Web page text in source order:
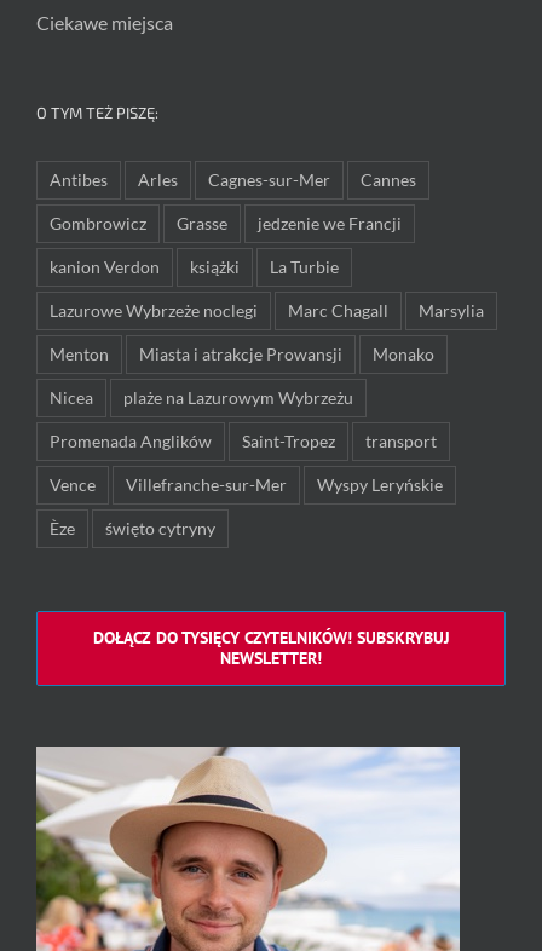
Ciekawe miejsca
O TYM TEŻ PISZĘ:
Antibes Arles Cagnes-sur-Mer Cannes
Gombrowicz Grasse jedzenie we Francji
kanion Verdon książki La Turbie
Lazurowe Wybrzeże noclegi Marc Chagall Marsylia
Menton Miasta i atrakcje Prowansji Monako
Nicea plaże na Lazurowym Wybrzeżu
Promenada Anglików Saint-Tropez transport
Vence Villefranche-sur-Mer Wyspy Leryńskie
Èze święto cytryny
DOŁĄCZ DO TYSIĘCY CZYTELNIKÓW! SUBSKRYBUJ
NEWSLETTER!